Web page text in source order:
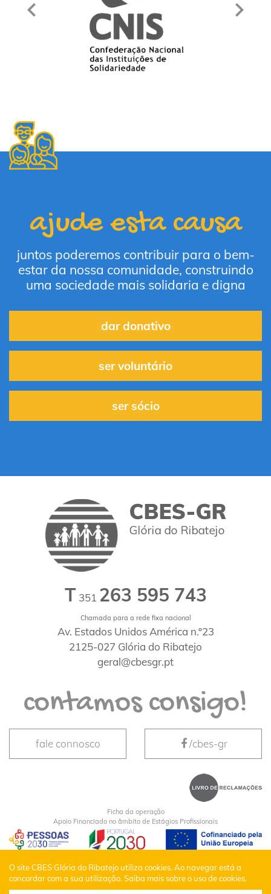
ajude esta causa
juntos poderemos contribuir para o bem-
estar da nossa comunidade, construindo
uma sociedade mais solidaria e digna
dar donativo
ser voluntário
ser sócio
T 351 263 595 743
Chamada para a rede fixa nacional
Av. Estados Unidos América n.º23
2125-027 Glória do Ribatejo
geral@cbesgr.pt
contamos consigo!
fale connosco /cbes-gr
Ficha da operação
Apoio Financiado no âmbito de Estágios Profissionais
CBES Glória do Ribatejo © Todos os Direitos
Reservados |Política de Privacidade
O site CBES Glória do Ribatejo utiliza cookies. Ao navegar está a
concordar com a sua utilização. Saiba mais sobre o uso de cookies.